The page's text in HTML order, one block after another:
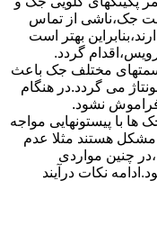
جک،ناشی از تماس
بهتر است
گردد.
مختلف جک باعث
می گردد.در هنگام
نشود.
ها با پیستونهایی مواجه
هستند مثلا عدم
چنین مواردی
نکات درآیند